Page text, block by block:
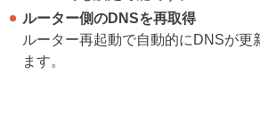
ルーター側のDNSを再取得
ルーター再起動で自動的にDNSが更
ます。